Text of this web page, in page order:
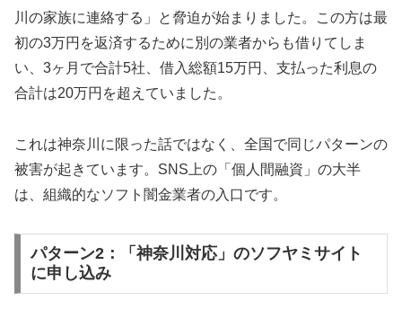
川の家族に連絡する」と脅迫が始まりました。この方は最
初の3万円を返済するために別の業者からも借りてしま
い、3ヶ月で合計5社、借入総額15万円、支払った利息の
合計は20万円を超えていました。
これは神奈川に限った話ではなく、全国で同じパターンの
被害が起きています。SNS上の「個人間融資」の大半
は、組織的なソフト闇金業者の入口です。
パターン2：「神奈川対応」のソフヤミサイト
に申し込み